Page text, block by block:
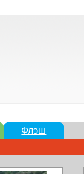
Флэш